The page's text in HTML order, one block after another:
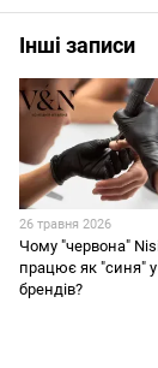
Інші записи
26 травня 2026
Чому "червона"
працює як "синя"
брендів?